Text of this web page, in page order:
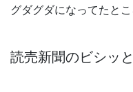
グダグダになってたとこ
読売新聞のビシッ